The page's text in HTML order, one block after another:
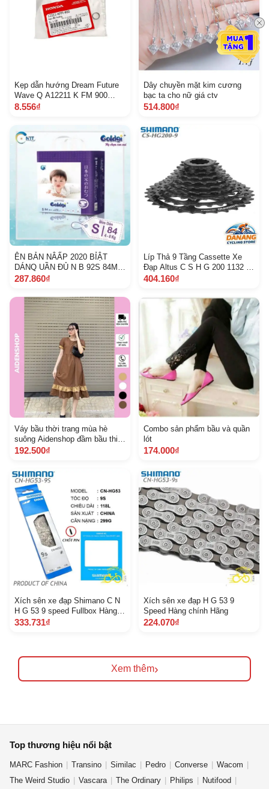
Kẹp dẫn hướng Dream Future
Wave Q A12211 K FM 900
1057
8.556₫
Dây chuyền mặt kim cương
bạc ta cho nữ giá ctv
514.800₫
ÊN BẢN NÂẤP 2020 BỈẬT
DÁNQ UẦN ĐỦ N B 92S 84Md
66Mq 60Ld 56Lq 48X L 44 hà
287.860₫
Líp Thả 9 Tầng Cassette Xe
Đạp Altus C S H G 200 1132 T
1134 T 1136 T Chính Hãng,
404.160₫
Váy bầu thời trang mùa hè
suông Aidenshop đầm bầu thiết
kế công sở nhiều màu
192.500₫
Combo sản phẩm bầu và quần
lót
174.000₫
Xích sên xe đạp Shimano C N
H G 53 9 speed Fullbox Hàng
Chính Hãng
333.731₫
Xích sên xe đạp H G 53 9
Speed Hàng chính Hãng
224.070₫
Xem thêm›
Top thương hiệu nổi bật
MARC Fashion Transino Similac Pedro Converse
Wacom
The Weird Studio
Vascara The Ordinary Philips
Nutifood